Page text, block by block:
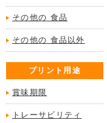
その他の 食品
その他の 食品以外
プリント用途
賞味期限
トレーサビリティ